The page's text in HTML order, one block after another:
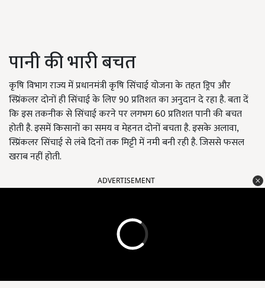
पानी की भारी बचत
कृषि विभाग राज्य में प्रधानमंत्री कृषि सिंचाई योजना के तहत ड्रिप और
स्प्रिंकलर दोनों ही सिंचाई के लिए 90 प्रतिशत का अनुदान दे रहा है. बता दें
कि इस तकनीक से सिंचाई करने पर लगभग 60 प्रतिशत पानी की बचत
होती है. इसमें किसानों का समय व मेहनत दोनों बचता है. इसके अलावा,
स्प्रिंकलर सिंचाई से लंबे दिनों तक मिट्टी में नमी बनी रही है. जिससे फसल
खराब नहीं होती.
ADVERTISEMENT